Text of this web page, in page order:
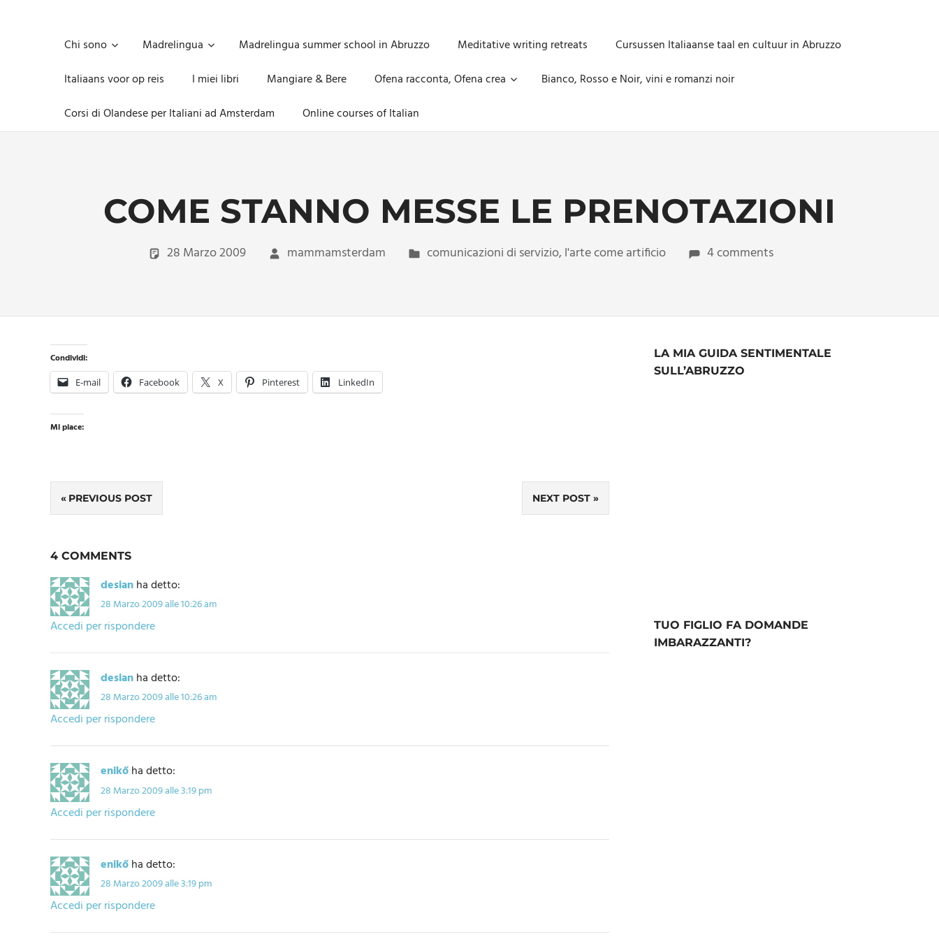
imprescindibile,
inevitabile
Mammamsterdam
oggi
anche
Chi sono Madrelingua Madrelingua summer school in Abruzzo Meditative writing retreats
Cursussen Italiaanse taal en cultuur in Abruzzo
Italiaans voor op reis
I miei libri Mangiare & Bere Ofena racconta, Ofena crea
Bianco, Rosso e Noir, vini e romanzi noir
Corsi di Olandese per Italiani ad Amsterdam
Online courses of Italian
COME STANNO MESSE LE PRENOTAZIONI
28 Marzo 2009 mammamsterdam comunicazioni di servizio, l'arte come artificio 4 comments
Condividi:
E-mail Facebook X Pinterest LinkedIn
Mi piace:
Navigazione
PREVIOUS POST NEXT POST
4 COMMENTS
desianha detto:
28 Marzo 2009 alle 10:26 am
Accedi per rispondere
desianha detto:
28 Marzo 2009 alle 10:26 am
Accedi per rispondere
enikőha detto:
28 Marzo 2009 alle 3:19 pm
Accedi per rispondere
enikőha detto:
28 Marzo 2009 alle 3:19 pm
Accedi per rispondere
LA MIA GUIDA SENTIMENTALE
SULL’ABRUZZO
TUO FIGLIO FA DOMANDE
IMBARAZZANTI?